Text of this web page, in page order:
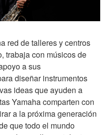
red de talleres y centros
trabaja con músicos de
a sus
diseñar instrumentos
ideas que ayuden a
Yamaha comparten con
a la próxima generación
que todo el mundo